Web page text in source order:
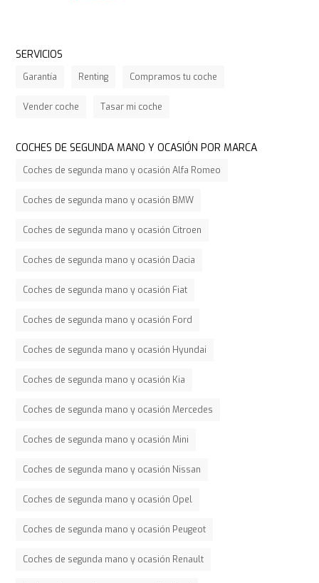
SERVICIOS
Garantía Renting Compramos tu coche
Vender coche Tasar mi coche
COCHES DE SEGUNDA MANO Y OCASIÓN POR MARCA
Coches de segunda mano y ocasión Alfa Romeo
Coches de segunda mano y ocasión BMW
Coches de segunda mano y ocasión Citroen
Coches de segunda mano y ocasión Dacia
Coches de segunda mano y ocasión Fiat
Coches de segunda mano y ocasión Ford
Coches de segunda mano y ocasión Hyundai
Coches de segunda mano y ocasión Kia
Coches de segunda mano y ocasión Mercedes
Coches de segunda mano y ocasión Mini
Coches de segunda mano y ocasión Nissan
Coches de segunda mano y ocasión Opel
Coches de segunda mano y ocasión Peugeot
Coches de segunda mano y ocasión Renault